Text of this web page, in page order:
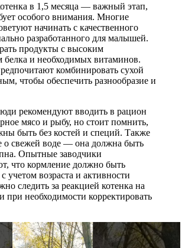
в 1,5 месяца — важный этап,
особого внимания. Многие
начинать с качественного
разработанного для малышей.
продукты с высоким
белка и необходимых витаминов.
комбинировать сухой
чтобы обеспечить разнообразие и
рекомендуют вводить в рацион
мясо и рыбу, но стоит помнить,
быть без костей и специй. Также
о свежей воде — она должна быть
Опытные заводчики
что кормление должно быть
учетом возраста и активности
следить за реакцией котенка на
при необходимости корректировать